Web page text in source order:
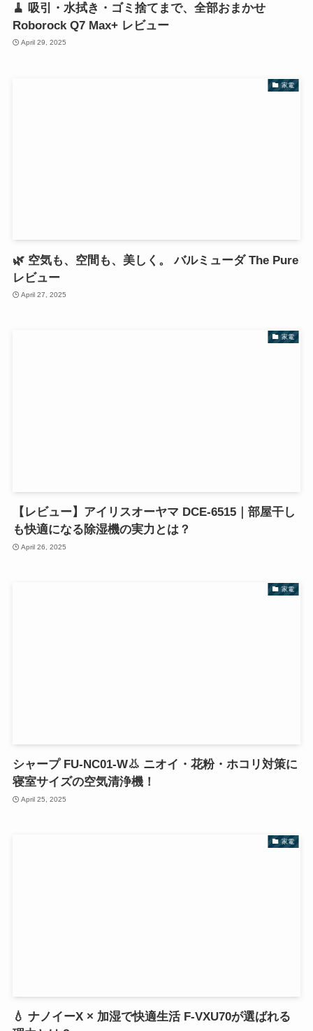
🧹 吸引・水拭き・ゴミ捨てまで、全部おまかせ
Roborock Q7 Max+ レビュー
April 29, 2025
家電
🌿 空気も、空間も、美しく。 バルミューダ The Pure
レビュー
April 27, 2025
家電
【レビュー】アイリスオーヤマ DCE-6515｜部屋干し
も快適になる除湿機の実力とは？
April 26, 2025
家電
シャープ FU-NC01-W👃 ニオイ・花粉・ホコリ対策に
寝室サイズの空気清浄機！
April 25, 2025
家電
💧 ナノイーX × 加湿で快適生活 F-VXU70が選ばれる